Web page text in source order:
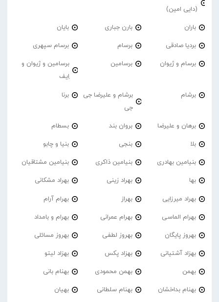
(دایی امین)
باران بارن جباری بایان
بردیا صادقی برسام برسام سپهری
برسام و ژیوان برسامین
برسامین و ژیوان و
اِیف
برشام
برشام و علیرضا جی
جی
برنا
برهان و علیرضا بروان بند بسطام
بلا بنجی بنیا و چابو
بنیامین بهادری بنیامین ذاکری بنیامین مشتاقیان
بها بهراد زینی بهراد مشکانی
بهراد میرزایی بهراز بهرام آرام
بهرام الماسی بهرام عمرانی بهرام و بامداد
بهروز پایگان بهروز لطفی بهروز مسائلی
بهزاد آشتیانی بهزاد پکس بهزاد لیتو
بهمن بهمن محمودی بهنام بانی
بهنام بداخشان بهنام سلطانی بهیان